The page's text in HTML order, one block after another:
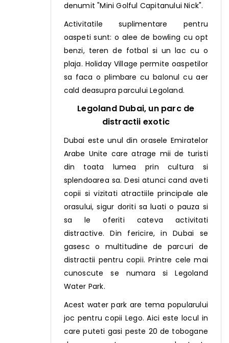
denumit "Mini Golful Capitanului Nick".
Activitatile suplimentare pentru
oaspeti sunt: o alee de bowling cu opt
benzi, teren de fotbal si un lac cu o
plaja. Holiday Village permite oaspetilor
sa faca o plimbare cu balonul cu aer
cald deasupra parcului Legoland.
Legoland Dubai, un parc de
distractii exotic
Dubai este unul din orasele Emiratelor
Arabe Unite care atrage mii de turisti
din toata lumea prin cultura si
splendoarea sa. Desi atunci cand aveti
copii si vizitati atractiile principale ale
orasului, sigur doriti sa luati o pauza si
sa le oferiti cateva activitati
distractive. Din fericire, in Dubai se
gasesc o multitudine de parcuri de
distractii pentru copii. Printre cele mai
cunoscute se numara si Legoland
Water Park.
Acest water park are tema popularului
joc pentru copii Lego. Aici este locul in
care puteti gasi peste 20 de tobogane